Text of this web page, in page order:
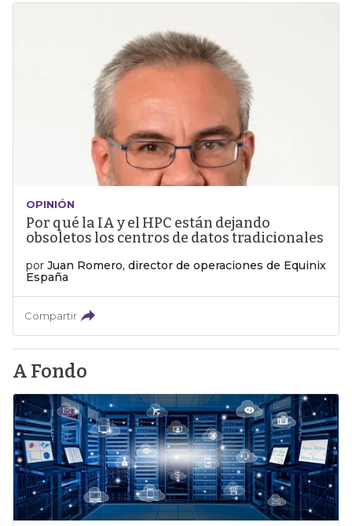
OPINIÓN
Por qué la IA y el HPC están dejando
obsoletos los centros de datos tradicionales
por Juan Romero, director de operaciones de Equinix
España
Compartir
A Fondo